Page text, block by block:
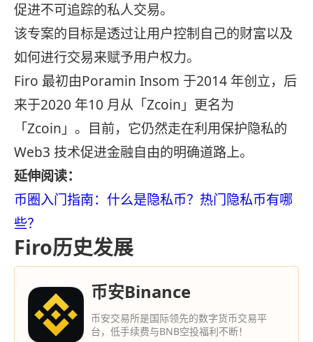
促进不可追踪的私人交易。
该专案的目标是透过让用户控制自己的财富以及
如何进行交易来赋予用户权力。
Firo 最初由Poramin Insom 于2014 年创立，后
来于2020 年10 月从「Zcoin」更名为
「Zcoin」。目前，它仍然走在利用保护隐私的
Web3 技术促进金融自由的明确道路上。
延伸阅读：
币圈入门指南：什么是隐私币？热门隐私币有哪
些？
Firo历史发展
币安Binance
币安交易所是国际领先的数字货币交易平
台，低手续费与BNB空投福利不断！